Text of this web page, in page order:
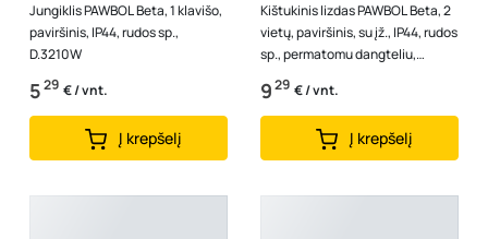
Jungiklis PAWBOL Beta, 1 klavišo,
paviršinis, IP44, rudos sp.,
D.3210W
529 € / vnt.
Į krepšelį
Kištukinis lizdas PAWBOL Beta, 2
vietų, paviršinis, su įž., IP44, rudos
sp., permatomu dangteliu,
D.3213SGG/1
929 € / vnt.
Į krepšelį